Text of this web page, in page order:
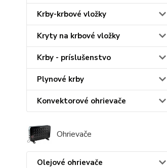
Krby-krbové vložky
Kryty na krbové vložky
Krby - príslušenstvo
Plynové krby
Konvektorové ohrievače
Ohrievače
Olejové ohrievače